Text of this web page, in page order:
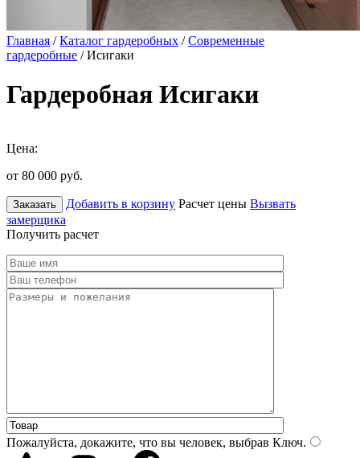
Главная /Каталог гардеробных /Современные
гардеробные / Исигаки
Гардеробная Исигаки
Цена:
от 80 000 руб.
Заказать Добавить в корзину Расчет цены Вызвать
замерщика
Получить расчет
Пожалуйста, докажите, что вы человек, выбрав Ключ.